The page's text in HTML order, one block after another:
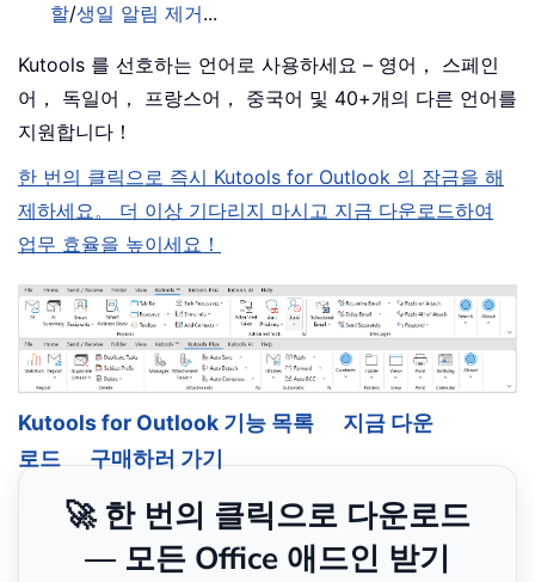
할/생일 알림 제거...
Kutools 를 선호하는 언어로 사용하세요 – 영어， 스페인
어， 독일어， 프랑스어， 중국어 및 40+개의 다른 언어를
지원합니다！
한 번의 클릭으로 즉시 Kutools for Outlook 의 잠금을 해
제하세요。 더 이상 기다리지 마시고 지금 다운로드하여
업무 효율을 높이세요！
Kutools for Outlook 기능 목록
지금 다운
로드
구매하러 가기
🚀 한 번의 클릭으로 다운로드
— 모든 Office 애드인 받기